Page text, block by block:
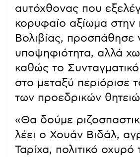
αυτόχθονας που
κορυφαίο αξίωμα στην
Βολιβίας, προσπάθησε
υποψηφιότητα, αλλά
καθώς το
στο μεταξύ περιόρισε
των προεδρικών
«Θα δούμε
λέει ο Χουάν Βιδάλ,
Ταρίχα, πολιτικό οχυρό